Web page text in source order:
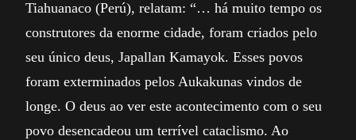
Tiahuanaco (Perú), relatam: “… há muito tempo os
construtores da enorme cidade, foram criados pelo
seu único deus, Japallan Kamayok. Esses povos
foram exterminados pelos Aukakunas vindos de
longe. O deus ao ver este acontecimento com o seu
povo desencadeou um terrível cataclismo. Ao